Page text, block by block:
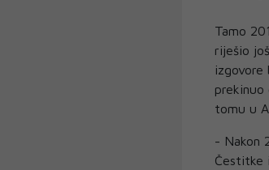
Tamo
riješio
izgovore
tomu u
- Nakon
Čestitke